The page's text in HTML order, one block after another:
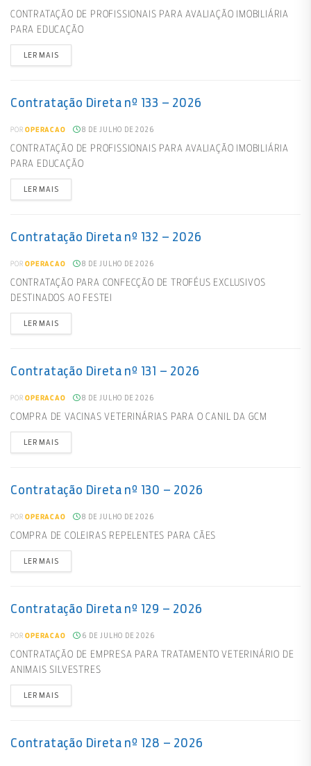
CONTRATAÇÃO DE PROFISSIONAIS PARA AVALIAÇÃO IMOBILIÁRIA
PARA EDUCAÇÃO
LER MAIS
Contratação Direta nº 133 – 2026
POR OPERACAO 8 DE JULHO DE 2026
CONTRATAÇÃO DE PROFISSIONAIS PARA AVALIAÇÃO IMOBILIÁRIA
PARA EDUCAÇÃO
LER MAIS
Contratação Direta nº 132 – 2026
POR OPERACAO 8 DE JULHO DE 2026
CONTRATAÇÃO PARA CONFECÇÃO DE TROFÉUS EXCLUSIVOS
DESTINADOS AO FESTEI
LER MAIS
Contratação Direta nº 131 – 2026
POR OPERACAO 8 DE JULHO DE 2026
COMPRA DE VACINAS VETERINÁRIAS PARA O CANIL DA GCM
LER MAIS
Contratação Direta nº 130 – 2026
POR OPERACAO 8 DE JULHO DE 2026
COMPRA DE COLEIRAS REPELENTES PARA CÃES
LER MAIS
Contratação Direta nº 129 – 2026
POR OPERACAO 6 DE JULHO DE 2026
CONTRATAÇÃO DE EMPRESA PARA TRATAMENTO VETERINÁRIO DE
ANIMAIS SILVESTRES
LER MAIS
Contratação Direta nº 128 – 2026